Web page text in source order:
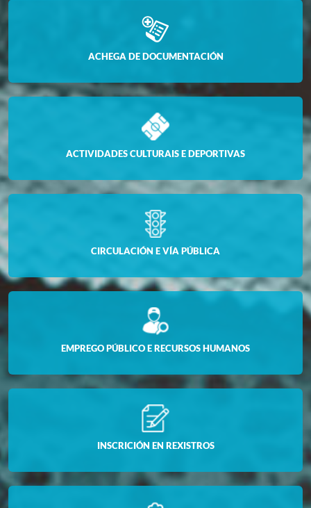
ACHEGA DE DOCUMENTACIÓN
ACTIVIDADES CULTURAIS E DEPORTIVAS
CIRCULACIÓN E VÍA PÚBLICA
EMPREGO PÚBLICO E RECURSOS HUMANOS
INSCRICIÓN EN REXISTROS